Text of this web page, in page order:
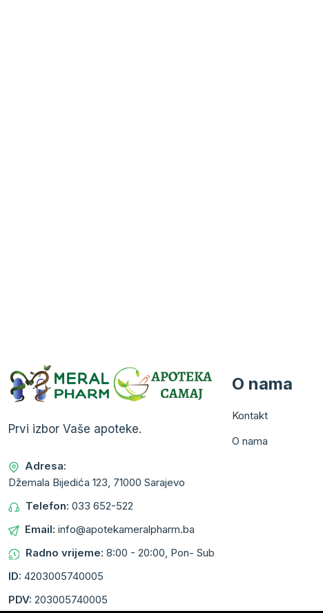
Prvi izbor Vaše apoteke.
Adresa:
Džemala Bijedića 123, 71000 Sarajevo
Telefon: 033 652-522
Email: info@apotekameralpharm.ba
Radno vrijeme: 8:00 - 20:00, Pon- Sub
ID: 4203005740005
PDV: 203005740005
O nama
Kontakt
O nama